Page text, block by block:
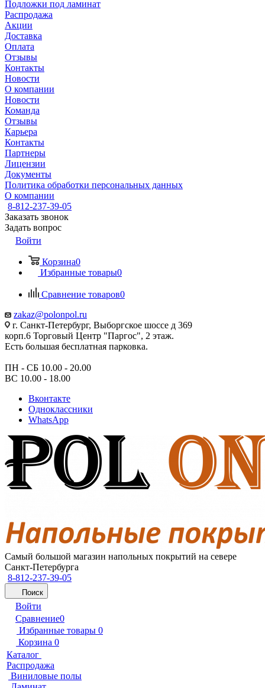
Подложки под ламинат
Распродажа
Акции
Доставка
Оплата
Отзывы
Контакты
Новости
О компании
Новости
Команда
Отзывы
Карьера
Контакты
Партнеры
Лицензии
Документы
Политика обработки персональных данных
О компании
8-812-237-39-05
Заказать звонок
Задать вопрос
Войти
Корзина0
Избранные товары0
Сравнение товаров0
zakaz@polonpol.ru
г. Санкт-Петербург, Выборгское шоссе д 369
корп.6 Торговый Центр "Паргос", 2 этаж.
Есть большая бесплатная парковка.
ПН - СБ 10.00 - 20.00
ВС 10.00 - 18.00
Вконтакте
Одноклассники
WhatsApp
Самый большой магазин напольных покрытий на севере
Санкт-Петербурга
8-812-237-39-05
Поиск
Войти
Сравнение0
Избранные товары 0
Корзина 0
Каталог
Распродажа
Виниловые полы